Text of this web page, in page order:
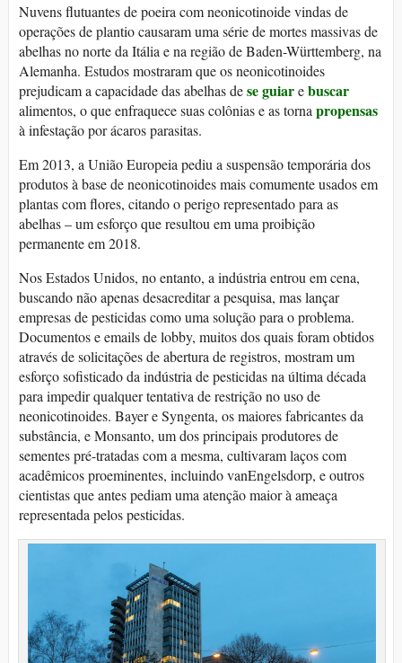
Nuvens flutuantes de poeira com neonicotinoide vindas de
operações de plantio causaram uma série de mortes massivas de
abelhas no norte da Itália e na região de Baden-Württemberg, na
Alemanha. Estudos mostraram que os neonicotinoides
prejudicam a capacidade das abelhas dese guiarebuscar
alimentos, o que enfraquece suas colônias e as torna propensas
à infestação por ácaros parasitas.
Em 2013, a União Europeia pediu a suspensão temporária dos
produtos à base de neonicotinoides mais comumente usados em
plantas com flores, citando o perigo representado para as
abelhas – um esforço que resultou em uma proibição
permanente em 2018.
Nos Estados Unidos, no entanto, a indústria entrou em cena,
buscando não apenas desacreditar a pesquisa, mas lançar
empresas de pesticidas como uma solução para o problema.
Documentos e emails de lobby, muitos dos quais foram obtidos
através de solicitações de abertura de registros, mostram um
esforço sofisticado da indústria de pesticidas na última década
para impedir qualquer tentativa de restrição no uso de
neonicotinoides. Bayer e Syngenta, os maiores fabricantes da
substância, e Monsanto, um dos principais produtores de
sementes pré-tratadas com a mesma, cultivaram laços com
acadêmicos proeminentes, incluindo vanEngelsdorp, e outros
cientistas que antes pediam uma atenção maior à ameaça
representada pelos pesticidas.